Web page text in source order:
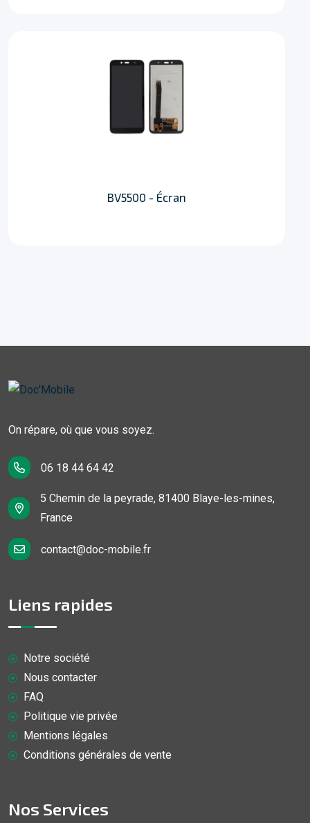
BV5500 - Écran
On répare, où que vous soyez.
06 18 44 64 42
5 Chemin de la peyrade, 81400 Blaye-les-mines,
France
contact@doc-mobile.fr
Liens rapides
Notre société
Nous contacter
FAQ
Politique vie privée
Mentions légales
Conditions générales de vente
Nos Services